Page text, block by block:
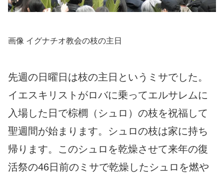
画像 イグナチオ教会の枝の主日
先週の日曜日は枝の主日というミサでした。
イエスキリストがロバに乗ってエルサレムに
入場した日で棕櫚（シュロ）の枝を祝福して
聖週間が始まります。シュロの枝は家に持ち
帰ります。このシュロを乾燥させて来年の復
活祭の46日前のミサで乾燥したシュロを燃や